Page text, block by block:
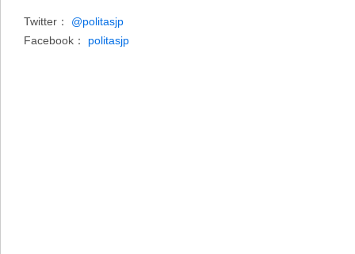
Twitter：
@politasjp
Facebook：
politasjp